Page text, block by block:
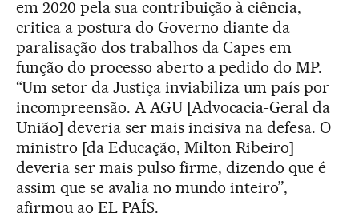
em 2020 pela sua contribuição à ciência,
critica a postura do Governo diante da
paralisação dos trabalhos da Capes em
função do processo aberto a pedido do MP.
“Um setor da Justiça inviabiliza um país por
incompreensão. A AGU [Advocacia-Geral da
União] deveria ser mais incisiva na defesa. O
ministro [da Educação, Milton Ribeiro]
deveria ser mais pulso firme, dizendo que é
assim que se avalia no mundo inteiro”,
afirmou ao EL PAÍS.